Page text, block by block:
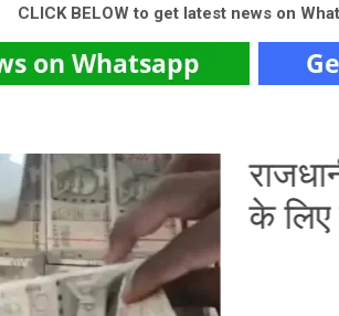
CLICK BELOW to get latest news on
राजधानी
के लिए हुआ